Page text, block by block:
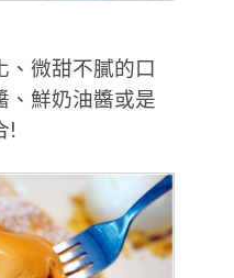
微甜不膩的口
、鮮奶油醬或是
!